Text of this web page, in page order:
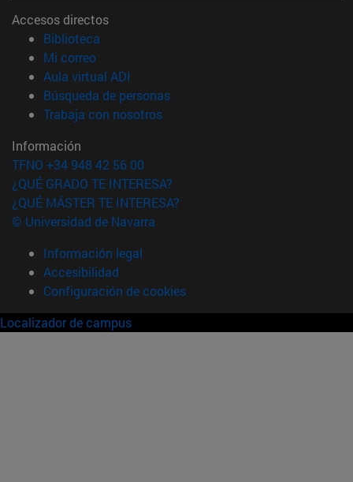
Accesos directos
Biblioteca
Mi correo(abre en nueva ventana)
Aula virtual ADI
Búsqueda de personas(abre en nueva ventana)
Trabaja con nosotros(abre en nueva ventana)
Información
TFNO +34 948 42 56 00
¿QUÉ GRADO TE INTERESA?
¿QUÉ MÁSTER TE INTERESA?
© Universidad de Navarra
Información legal
Accesibilidad
Configuración de cookies
Localizador de campus